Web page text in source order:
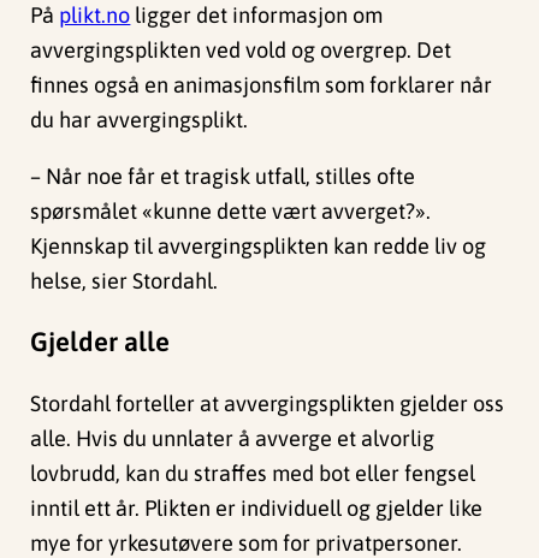
På plikt.no ligger det informasjon om
avvergingsplikten ved vold og overgrep. Det
finnes også en animasjonsfilm som forklarer når
du har avvergingsplikt.
– Når noe får et tragisk utfall, stilles ofte
spørsmålet «kunne dette vært avverget?».
Kjennskap til avvergingsplikten kan redde liv og
helse, sier Stordahl.
Gjelder alle
Stordahl forteller at avvergingsplikten gjelder oss
alle. Hvis du unnlater å avverge et alvorlig
lovbrudd, kan du straffes med bot eller fengsel
inntil ett år. Plikten er individuell og gjelder like
mye for yrkesutøvere som for privatpersoner.